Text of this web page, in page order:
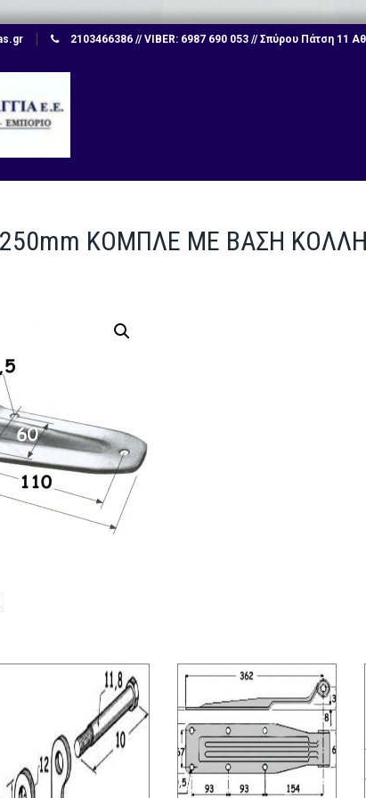
2103466386 // VIBER: 6987 690 053 // Σπύρου Πάτση 11
ΚΟΜΠΛΕ ΜΕ ΒΑΣΗ